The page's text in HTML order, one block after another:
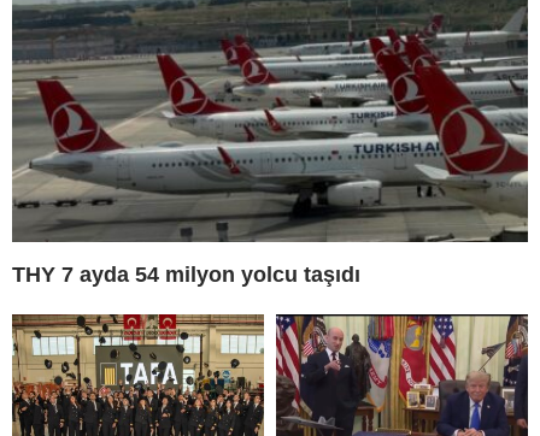
THY 7 ayda 54 milyon yolcu taşıdı